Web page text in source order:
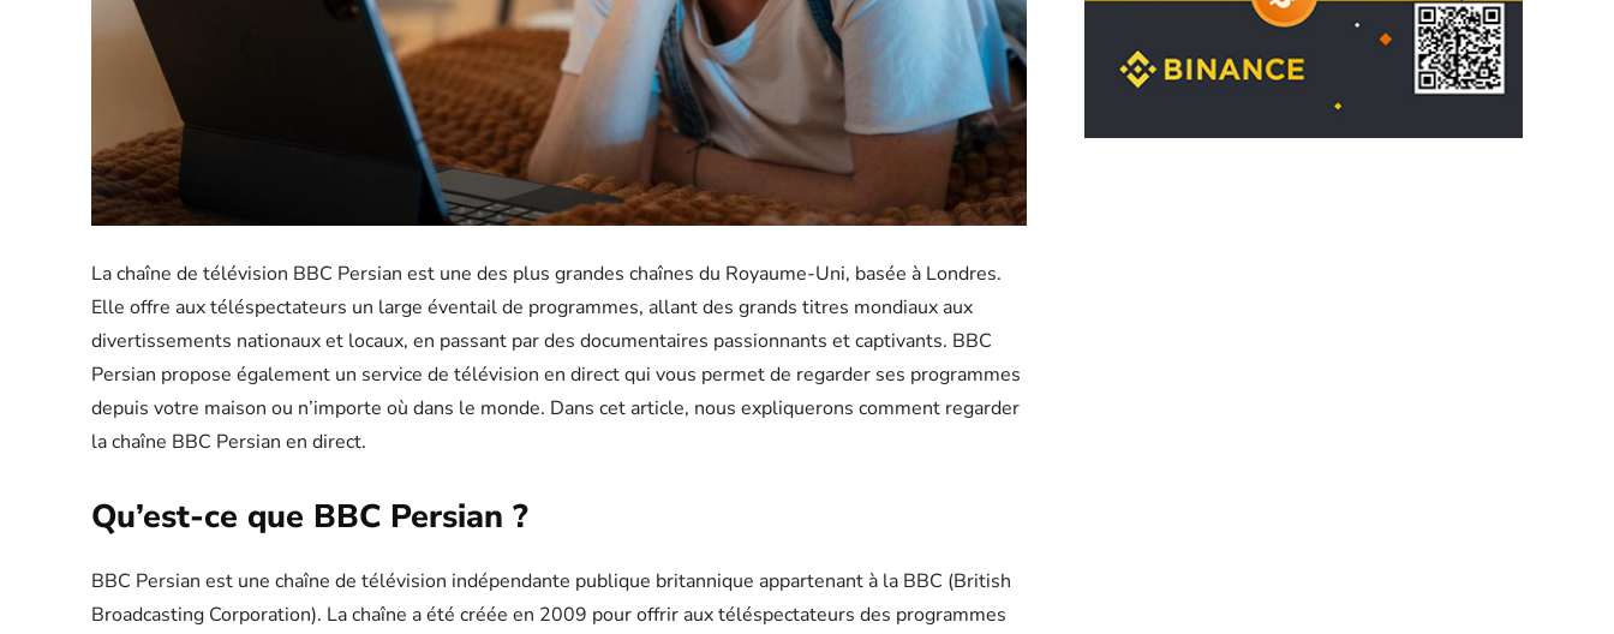
La chaîne de télévision BBC Persian est une des plus grandes chaînes du Royaume-Uni, basée à Londres.
Elle offre aux téléspectateurs un large éventail de programmes, allant des grands titres mondiaux aux
divertissements nationaux et locaux, en passant par des documentaires passionnants et captivants. BBC
Persian propose également un service de télévision en direct qui vous permet de regarder ses programmes
depuis votre maison ou n’importe où dans le monde. Dans cet article, nous expliquerons comment regarder
la chaîne BBC Persian en direct.
Qu’est-ce que BBC Persian ?
BBC Persian est une chaîne de télévision indépendante publique britannique appartenant à la BBC (British
Broadcasting Corporation). La chaîne a été créée en 2009 pour offrir aux téléspectateurs des programmes